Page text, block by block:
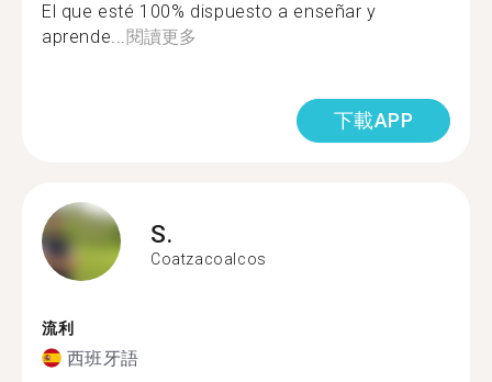
El que esté 100% dispuesto a enseñar y
aprende...閱讀更多
下載APP
S.
Coatzacoalcos
流利
西班牙語